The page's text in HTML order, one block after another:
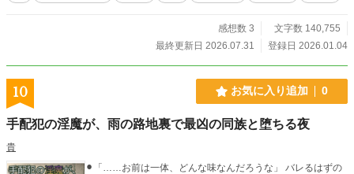
感想数 3
文字数 140,755
最終更新日 2026.07.31
登録日 2026.01.04
10 お気に入り追加 0
手配犯の淫魔が、雨の路地裏で最凶の同族と堕ちる夜
貴
⚫︎「……お前は一体、どんな味なんだろうな」 バレるはずの